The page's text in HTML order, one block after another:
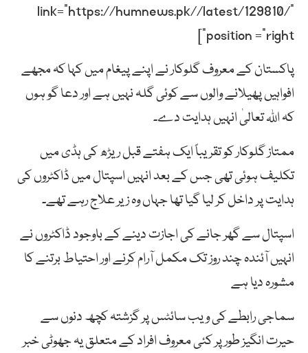
link=”https://humnews.pk//latest/129810/”
position =”right”]
پاکستان کے معروف گلوکار نے اپنے پیغام میں کہا کہ مجھے
افواہیں پھیلانے والوں سے کوئی گلہ نہیں ہے اور دعا گو ہوں
کہ اللہ تعالیٰ انہیں ہدایت دے۔
ممتاز گلوکار کو تقریباً ایک ہفتے قبل ریڑھ کی ہڈی میں
تکلیف ہوئی تھی جس کے بعد انہیں اسپتال میں ڈاکٹروں کی
ہدایت پر داخل کر لیا گیا تھا جہاں وہ زیر علاج رہے تھے۔
اسپتال سے گھر جانے کی اجازت دینے کے باوجود ڈاکٹروں نے
انہیں آئندہ چند روز تک مکمل آرام کرنے اور احتیاط برتنے کا
مشورہ دیا ہے
سماجی رابطے کی ویب سائٹس پر گزشتہ کچھ دنوں سے
حیرت انگیز طور پر کئی معروف افراد کے متعلق یہ جھوٹی خبر